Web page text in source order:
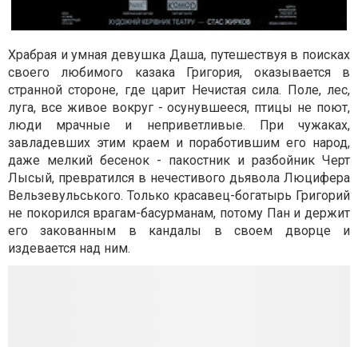
Храбрая и умная девушка Даша, путешествуя в поисках
своего любимого казака Григория, оказывается в
странной стороне, где царит Нечистая сила. Поле, лес,
луга, все живое вокруг - осунувшееся, птицы не поют,
люди мрачные и неприветливые. При чужаках,
завладевших этим краем и поработившим его народ,
даже мелкий бесенок - пакостник и разбойник Черт
Лысый, превратился в нечестивого дьявола Люцифера
Вельзевульського. Только красавец-богатырь Григорий
не покорился врагам-басурманам, потому Пан и держит
его закованным в кандалы в своем дворце и
издевается над ним.